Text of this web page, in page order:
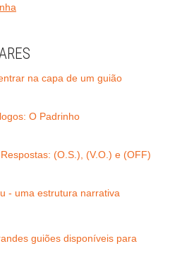
na capa de um guião
O Padrinho
(O.S.), (V.O.) e (OFF)
- uma estrutura narrativa
guiões disponíveis para